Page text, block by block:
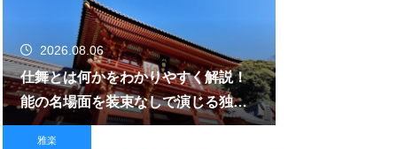
2026.08.06
仕舞とは何かをわかりやすく解説！
能の名場面を装束なしで演じる独特
な舞台の魅力に迫る
雅楽